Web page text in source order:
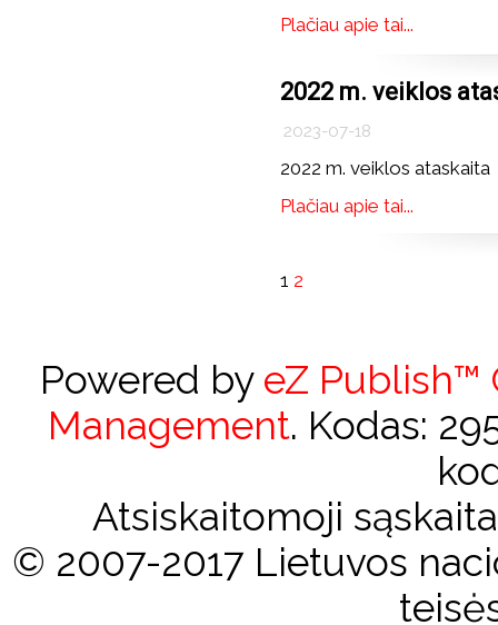
Plačiau apie tai...
2022 m. veiklos
2023-07-18
2022 m. veiklos ataskaita
Plačiau apie tai...
1 2
Powered by eZ Publish™
Management. Kodas:
Atsiskaitomoji
© 2007-2017 Lietuvos